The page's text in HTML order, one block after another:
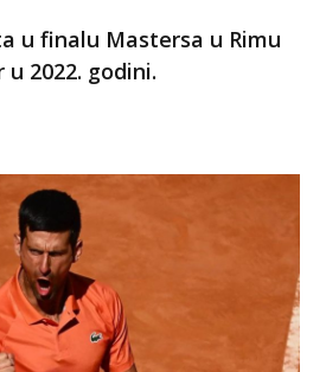
u finalu Mastersa u Rimu
2022. godini.